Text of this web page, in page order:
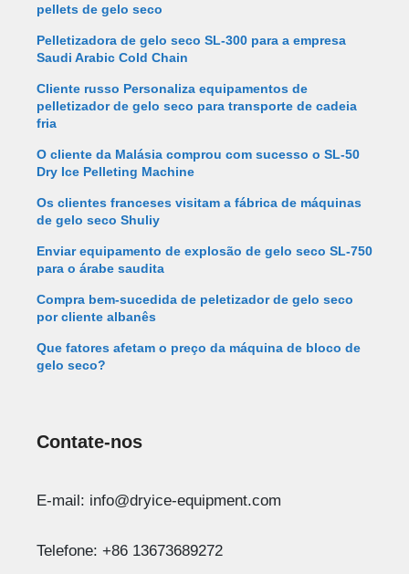
pellets de gelo seco
Pelletizadora de gelo seco SL-300 para a empresa
Saudi Arabic Cold Chain
Cliente russo Personaliza equipamentos de
pelletizador de gelo seco para transporte de cadeia
fria
O cliente da Malásia comprou com sucesso o SL-50
Dry Ice Pelleting Machine
Os clientes franceses visitam a fábrica de máquinas
de gelo seco Shuliy
Enviar equipamento de explosão de gelo seco SL-750
para o árabe saudita
Compra bem-sucedida de peletizador de gelo seco
por cliente albanês
Que fatores afetam o preço da máquina de bloco de
gelo seco?
Contate-nos
E-mail: info@dryice-equipment.com
Telefone: +86 13673689272